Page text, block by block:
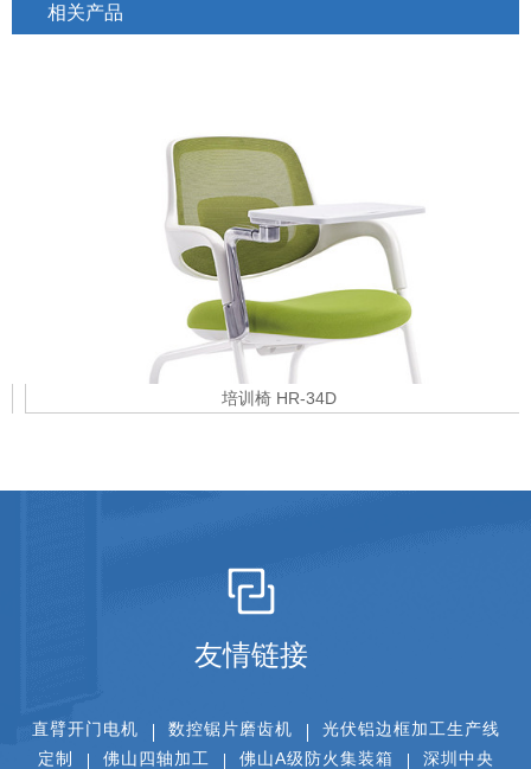
相关产品
培训椅 HR-34D
友情链接
直臂开门电机 数控锯片磨齿机
光伏铝边框加工生产线
定制
佛山四轴加工 佛山A级防火集装箱
深圳中央